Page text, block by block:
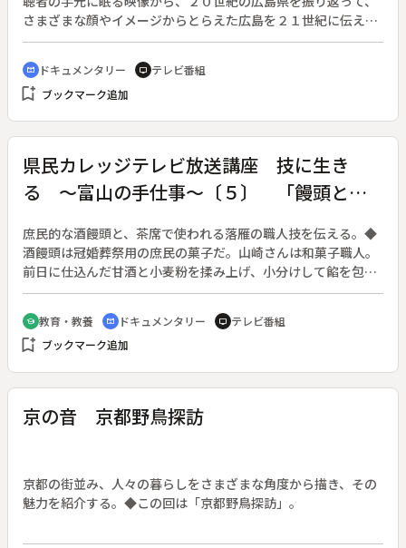
さまざまな顔やイメージからとらえた広島を２１世紀に伝え
る。◆この回は「造船王国ひろしま」。
cinematic_blur ドキュメンタリー tv テレビ番組
bookmark_add ブックマーク追加
県民カレッジテレビ放送講座 技に生き
る ～富山の手仕事～〔５〕 「饅頭と落
庶民的な酒饅頭と、茶席で使われる落雁の職人技を伝える。◆
酒饅頭は冠婚葬祭用の庶民の菓子だ。山崎さんは和菓子職人。
前日に仕込んだ甘酒と小麦粉を揉み上げ、小分けして餡を包ん
で蒸す。かつては１人の職人が１日８００個包んだ。６月１日
には無病息災を願い、朔日饅頭を求める人の行列ができる。◆
落雁は茶席用の高級な菓子。和三盆糖につなぎ用の少量の蜜と
色素を加え、木型に詰めて突き固め、裏返して型から抜く。茶
る。◆酒饅頭（朔日饅頭）づくりの工程、落雁づくりの工程
school 教育・教養 cinematic_blur ドキュメンタリー tv テレビ番組
bookmark_add ブックマーク追加
京の音 京都野鳥探訪
京都の街並み、人々の暮らしをさまざまな角度から描き、その
魅力を紹介する。◆この回は「京都野鳥探訪」。